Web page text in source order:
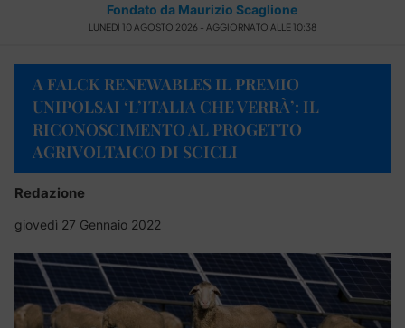
Fondato da Maurizio Scaglione
LUNEDÌ 10 AGOSTO 2026 - AGGIORNATO ALLE 10:38
A FALCK RENEWABLES IL PREMIO
UNIPOLSAI ‘L’ITALIA CHE VERRÀ’: IL
RICONOSCIMENTO AL PROGETTO
AGRIVOLTAICO DI SCICLI
Redazione
giovedì 27 Gennaio 2022